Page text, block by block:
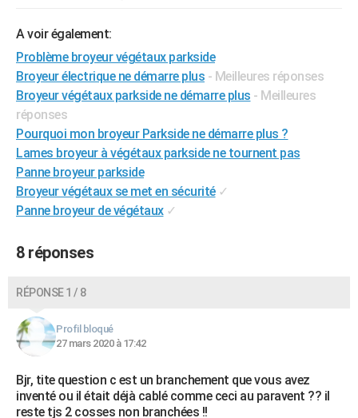
A voir également:
Problème broyeur végétaux parkside
Broyeur électrique ne démarre plus - Meilleures réponses
Broyeur végétaux parkside ne démarre plus - Meilleures
réponses
Pourquoi mon broyeur Parkside ne démarre plus ?
Lames broyeur à végétaux parkside ne tournent pas
Panne broyeur parkside
Broyeur végétaux se met en sécurité ✓
Panne broyeur de végétaux ✓
8 réponses
RÉPONSE 1 / 8
Profil bloqué
27 mars 2020 à 17:42
Bjr, tite question c est un branchement que vous avez
inventé ou il était déjà cablé comme ceci au paravent ?? il
reste tjs 2 cosses non branchées !!